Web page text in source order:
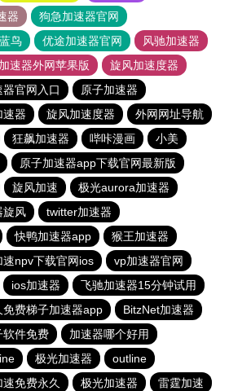
器
狗急加速器官网
鸟 优途加速器官网
风驰加速器
速器外网苹果版
旋风加速度器
官网入口
原子加速器
速器 旋风加速度器
外网网址导航
狂飙加速器 哔咔漫画
小美
原子加速器app下载官网最新版
旋风加速
极光aurora加速器
旋风
twitter加速器
快鸭加速器app
猴王加速器
速npv下载官网ios
vp加速器官网
ios加速器
飞驰加速器15分钟试用
免费梯子加速器app
BitzNet加速器
软件免费
加速器哪个好用
极光加速器
outline
速免费永久 极光加速器
雷霆加速